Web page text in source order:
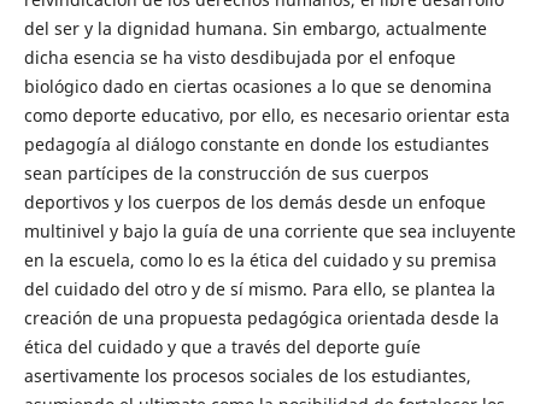
del ser y la dignidad humana. Sin embargo, actualmente
dicha esencia se ha visto desdibujada por el enfoque
biológico dado en ciertas ocasiones a lo que se denomina
como deporte educativo, por ello, es necesario orientar esta
pedagogía al diálogo constante en donde los estudiantes
sean partícipes de la construcción de sus cuerpos
deportivos y los cuerpos de los demás desde un enfoque
multinivel y bajo la guía de una corriente que sea incluyente
en la escuela, como lo es la ética del cuidado y su premisa
del cuidado del otro y de sí mismo. Para ello, se plantea la
creación de una propuesta pedagógica orientada desde la
ética del cuidado y que a través del deporte guíe
asertivamente los procesos sociales de los estudiantes,